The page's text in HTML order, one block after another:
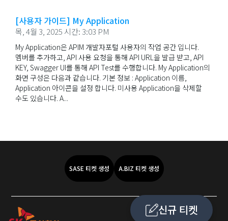
[사용자 가이드] My Application
목, 4월 3, 2025 시간: 3:03 PM
My Application은 APIM 개발자포털 사용자의 작업 공간 입니다.
멤버를 추가하고, API 사용 요청을 통해 API URL을 발급 받고, API
KEY, Swagger UI를 통해 API Test를 수행합니다. My Application의
화면 구성은 다음과 같습니다. 기본 정보 : Application 이름,
Application 아이콘을 설정 합니다. 미사용 Application을 삭제할
수도 있습니다. A...
신규 티켓
SASE 티켓 생성 A.BIZ 티켓 생성